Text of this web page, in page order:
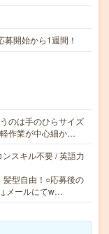
開始から1週間！
のは手のひらサイズ
作業が中心細か…
スキル不要 / 英語力
髪型自由！○応募後の
↓メールにてw…